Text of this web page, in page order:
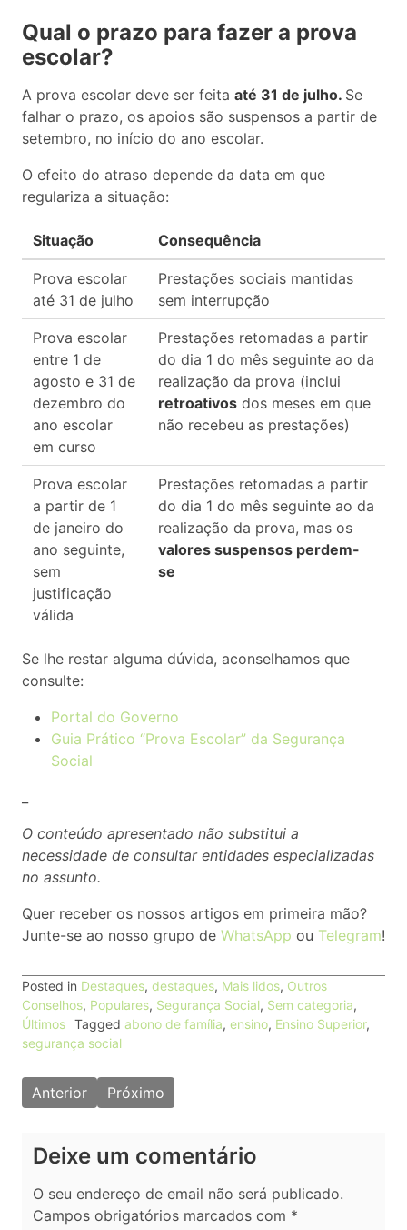
Qual o prazo para fazer a prova
escolar?
A prova escolar deve ser feita até 31 de julho. Se
falhar o prazo, os apoios são suspensos a partir de
setembro, no início do ano escolar.
O efeito do atraso depende da data em que
regulariza a situação:
Situação Consequência
Prova escolar
até 31 de julho
Prestações sociais mantidas
sem interrupção
Prova escolar
entre 1 de
agosto e 31 de
dezembro do
ano escolar
em curso
Prestações retomadas a partir
do dia 1 do mês seguinte ao da
realização da prova (inclui
retroativos dos meses em que
não recebeu as prestações)
Prova escolar
a partir de 1
de janeiro do
ano seguinte,
sem
justificação
válida
Prestações retomadas a partir
do dia 1 do mês seguinte ao da
realização da prova, mas os
valores suspensos perdem-
se
Se lhe restar alguma dúvida, aconselhamos que
consulte:
Portal do Governo
Guia Prático “Prova Escolar” da Segurança
Social
O conteúdo apresentado não substitui a
necessidade de consultar entidades especializadas
no assunto.
Quer receber os nossos artigos em primeira mão?
Junte-se ao nosso grupo de WhatsApp ou Telegram!
Posted in Destaques, destaques, Mais lidos, Outros
Conselhos, Populares, Segurança Social, Sem categoria,
Últimos Tagged abono de família, ensino, Ensino Superior,
segurança social
Navegação
de
Anterior Próximo
Deixe um comentário
O seu endereço de email não será publicado.
Campos obrigatórios marcados com *